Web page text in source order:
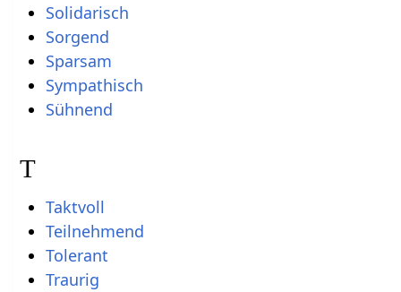
Solidarisch
Sorgend
Sparsam
Sympathisch
Sühnend
T
Taktvoll
Teilnehmend
Tolerant
Traurig